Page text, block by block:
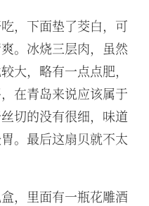
，下面垫了茭白，可
。冰烧三层肉，虽然
大，略有一点点肥，
在青岛来说应该属于
切的没有很细，味道
。最后这扇贝就不太
，里面有一瓶花雕酒